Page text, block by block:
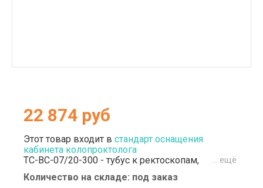
22 874 руб
Этот товар входит в стандарт оснащения
кабинета колопроктолога
ТС-ВС-07/20-300 - тубус к ректоскопам,
укомплектованный обтуратором. Наличие в
конструкции волоконного световода -
… ещё
Количество на складе: под заказ